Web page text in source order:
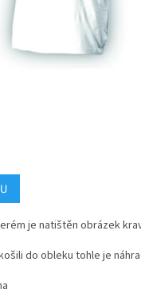
je natištěn obrázek
do obleku tohle je